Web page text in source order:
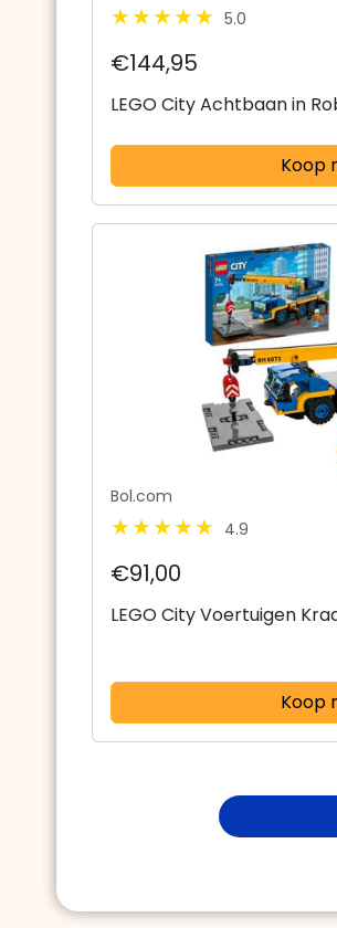
5.0
€144,95
LEGO City Achtbaan in
Koop
Bol.com
4.9
€91,00
LEGO City Voertuigen
Koop